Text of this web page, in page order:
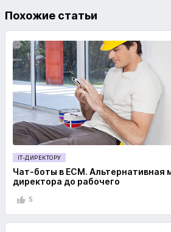
Похожие статьи
IT-ДИРЕКТОРУ
Чат-боты в ECM. Альтернативная
директора до рабочего
5